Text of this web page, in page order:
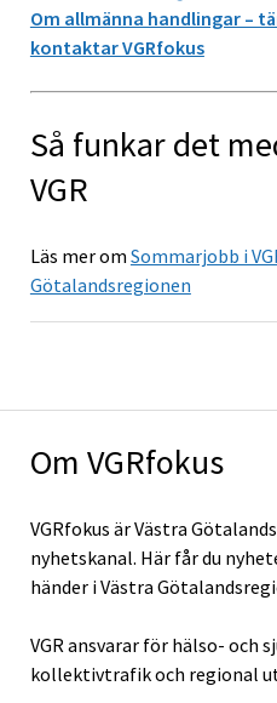
Om VGRfokus
VGRfokus är Västra
nyhetskanal. Här får du
händer i Västra
VGR ansvarar för hälso- och
kollektivtrafik och regional
Om allmänna handlingar –
kontaktar VGRfokus
Så funkar det
VGR
Läs mer om Sommarjobb i
Götalandsregionen